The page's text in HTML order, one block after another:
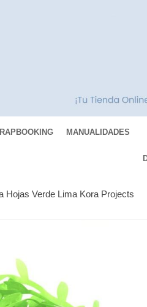
MANUALIDADES
Hojas Verde Lima Kora Projects